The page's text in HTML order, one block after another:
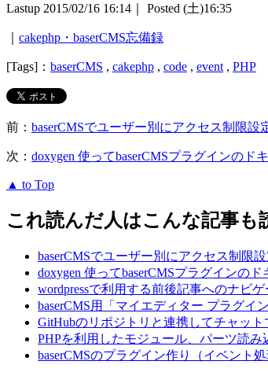
Lastup 2015/02/16 16:14｜ Posted (土)16:35
cakephp・baserCMS忘備録
[Tags]： baserCMS , cakephp , code , event , PHP
前： baserCMSでユーザー別にアクセス制限設
次： doxygen 使ってbaserCMSプラグインのド
▲ to Top
これ読んだ人はこんな記事も
baserCMSでユーザー別にアクセス制限
doxygen 使ってbaserCMSプラグインの
wordpressで利用する前後記事へのナビ
baserCMS用「マイエディター プラグイ
GitHubのリポジトリと連携してチャッ
PHPを利用したモジュール、パーツ読み
baserCMSのプラグイン作り（イベント